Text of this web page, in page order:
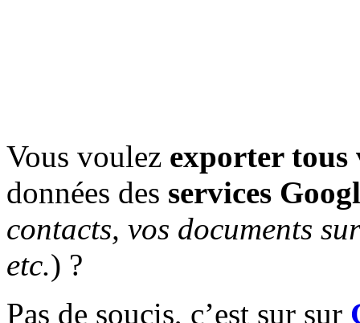
Vous voulez exporter tous
données des services
contacts, vos documents
etc.) ?
Pas de soucis, c’est sur sur